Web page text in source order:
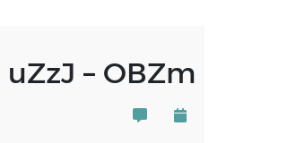
uZzJ – OBZm